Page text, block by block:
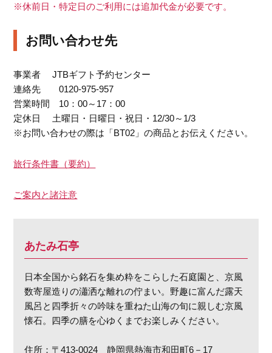
※休前日・特定日のご利用には追加代金が必要です。
お問い合わせ先
事業者 JTBギフト予約センター
連絡先 0120-975-957
営業時間 10：00～17：00
定休日 土曜日・日曜日・祝日・12/30～1/3
※お問い合わせの際は「BT02」の商品とお伝えください。
旅行条件書（要約）
ご案内と諸注意
あたみ石亭
日本全国から銘石を集め粋をこらした石庭園と、京風
数寄屋造りの瀟洒な離れの佇まい。野趣に富んだ露天
風呂と四季折々の吟味を重ねた山海の旬に親しむ京風
懐石。四季の膳を心ゆくまでお楽しみください。
住所：〒413-0024 静岡県熱海市和田町6－17